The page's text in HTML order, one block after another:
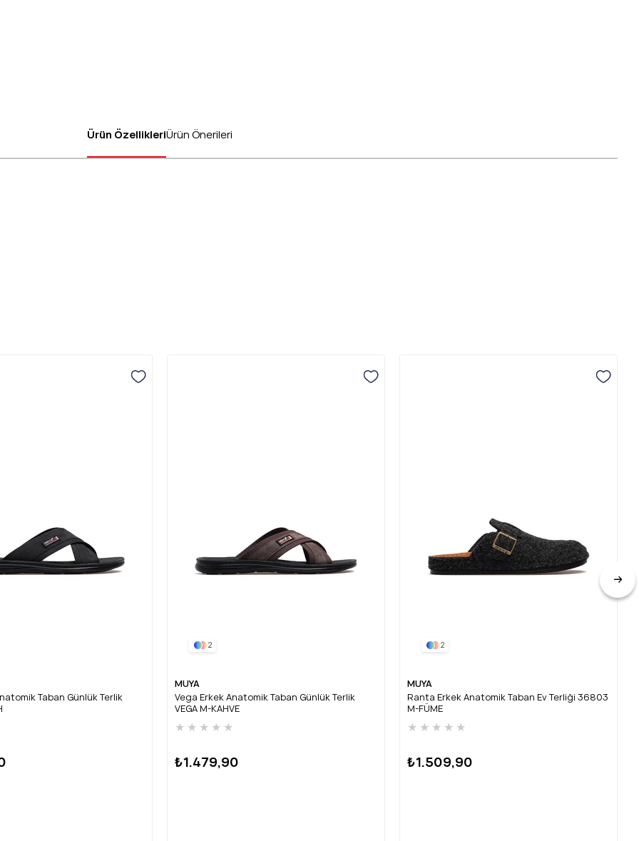
Ürün ÖzellikleriÜrün Önerileri
Taban Günlük Terlik
2
MUYA
Vega Erkek Anatomik Taban Günlük Terlik
VEGA M-KAHVE
★ ★ ★ ★ ★
₺1.479,90
2
MUYA
Ranta Erkek Anatomik Taban Ev Terliği 36803
M-FÜME
★ ★ ★ ★ ★
₺1.509,90